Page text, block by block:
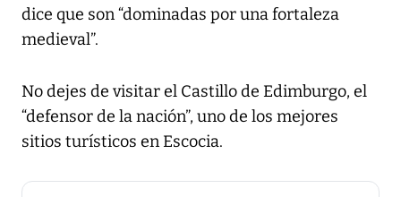
dice que son “dominadas por una fortaleza
medieval”.
No dejes de visitar el Castillo de Edimburgo, el
“defensor de la nación”, uno de los mejores
sitios turísticos en Escocia.